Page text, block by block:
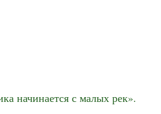
начинается с малых рек».